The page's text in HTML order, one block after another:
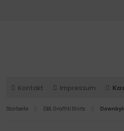
Kontakt Impressum
Startseite DBL Graffiti Shirts